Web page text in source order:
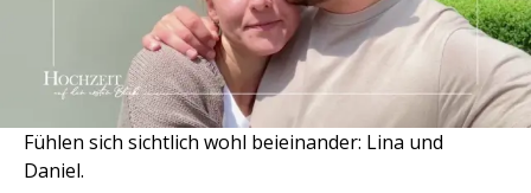
Fühlen sich sichtlich wohl beieinander: Lina und
Daniel.